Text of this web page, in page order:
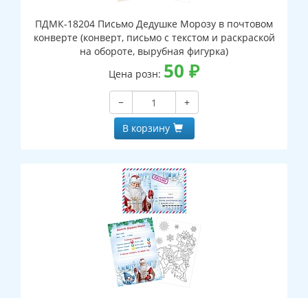
ПДМК-18204 Письмо Дедушке Морозу в почтовом
конверте (конверт, письмо с текстом и раскраской
на обороте, вырубная фигурка)
Цена розн: 50 ₽
−
+
В корзину